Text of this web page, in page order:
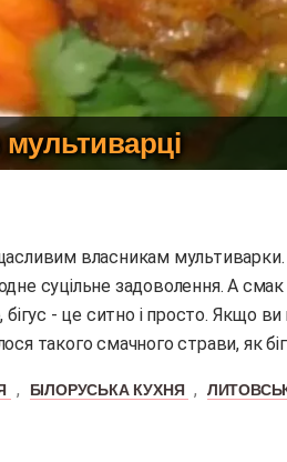
мультиварці
суцільне задоволення. А
- це ситно і просто. Якщо
такого смачного страви, як
, БІЛОРУСЬКА КУХНЯ ,